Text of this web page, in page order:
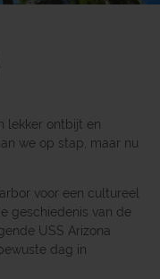
lekker ontbijt en
we op stap, maar nu
voor een cultureel
geschiedenis van de
USS Arizona
dag in